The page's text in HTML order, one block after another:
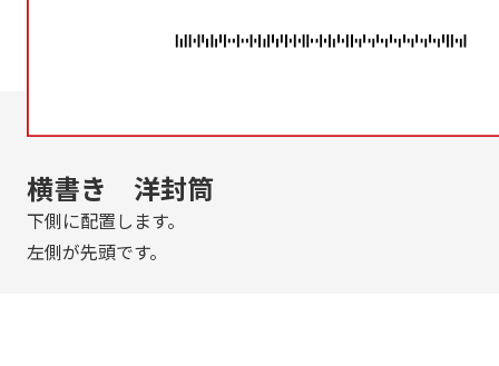
横書き 洋封筒
下側に配置します。
左側が先頭です。